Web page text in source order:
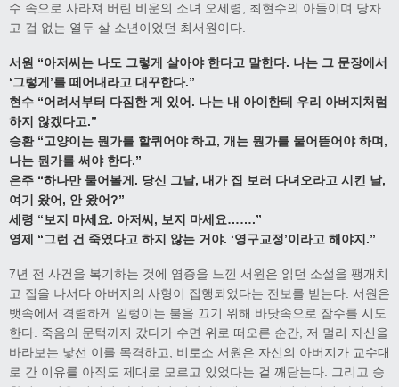
수 속으로 사라져 버린 비운의 소녀 오세령, 최현수의 아들이며 당차
고 겁 없는 열두 살 소년이었던 최서원이다.
서원 “아저씨는 나도 그렇게 살아야 한다고 말한다. 나는 그 문장에서
‘그렇게’를 떼어내라고 대꾸한다.”
현수 “어려서부터 다짐한 게 있어. 나는 내 아이한테 우리 아버지처럼
하지 않겠다고.”
승환 “고양이는 뭔가를 할퀴어야 하고, 개는 뭔가를 물어뜯어야 하며,
나는 뭔가를 써야 한다.”
은주 “하나만 물어볼게. 당신 그날, 내가 집 보러 다녀오라고 시킨 날,
여기 왔어, 안 왔어?”
세령 “보지 마세요. 아저씨, 보지 마세요…….”
영제 “그런 건 죽였다고 하지 않는 거야. ‘영구교정’이라고 해야지.”
7년 전 사건을 복기하는 것에 염증을 느낀 서원은 읽던 소설을 팽개치
고 집을 나서다 아버지의 사형이 집행되었다는 전보를 받는다. 서원은
뱃속에서 격렬하게 일렁이는 불을 끄기 위해 바닷속으로 잠수를 시도
한다. 죽음의 문턱까지 갔다가 수면 위로 떠오른 순간, 저 멀리 자신을
바라보는 낯선 이를 목격하고, 비로소 서원은 자신의 아버지가 교수대
로 간 이유를 아직도 제대로 모르고 있었다는 걸 깨닫는다. 그리고 승